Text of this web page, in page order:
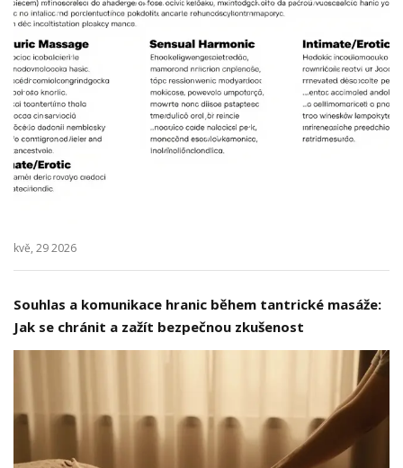
kvě, 29 2026
Souhlas a komunikace hranic během tantrické masáže:
Jak se chránit a zažít bezpečnou zkušenost